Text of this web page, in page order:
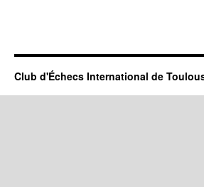
Club d'Échecs International de